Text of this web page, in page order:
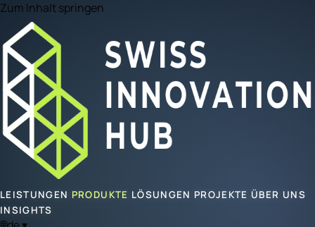
Zum Inhalt springen
LEISTUNGEN PRODUKTE LÖSUNGEN PROJEKTE ÜBER UNS
INSIGHTS